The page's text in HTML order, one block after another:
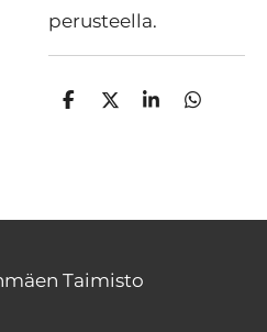
perusteella.
J
J
J
J
Taimisto